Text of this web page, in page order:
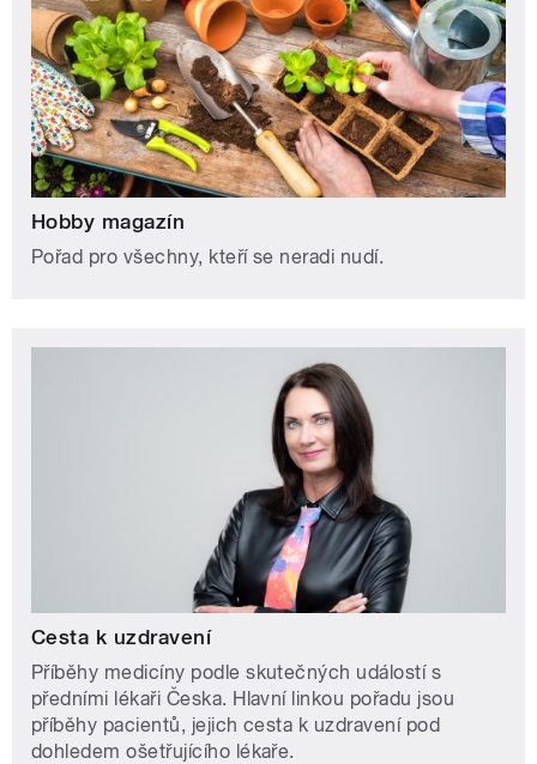
Hobby magazín
Pořad pro všechny, kteří se neradi nudí.
Cesta k uzdravení
Příběhy medicíny podle skutečných událostí s
předními lékaři Česka. Hlavní linkou pořadu jsou
příběhy pacientů, jejich cesta k uzdravení pod
dohledem ošetřujícího lékaře.